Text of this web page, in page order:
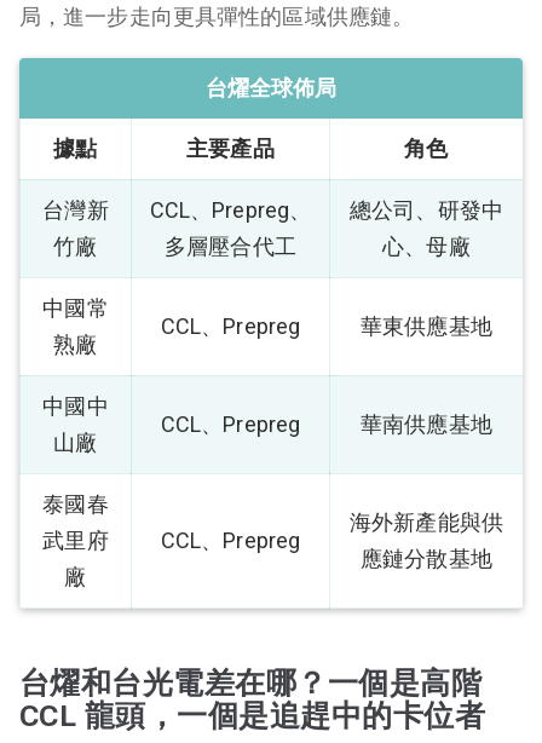
局，進一步走向更具彈性的區域供應鏈。
台燿全球佈局
據點 主要產品 角色
台灣新
竹廠
CCL、Prepreg、
多層壓合代工
總公司、研發中
心、母廠
中國常
熟廠
CCL、Prepreg 華東供應基地
中國中
山廠
CCL、Prepreg 華南供應基地
泰國春
武里府
廠
CCL、Prepreg
海外新產能與供
應鏈分散基地
台燿和台光電差在哪？一個是高階
CCL 龍頭，一個是追趕中的卡位者